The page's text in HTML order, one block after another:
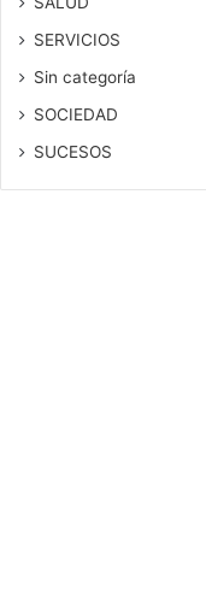
SERVICIOS
Sin categoría
SOCIEDAD
SUCESOS